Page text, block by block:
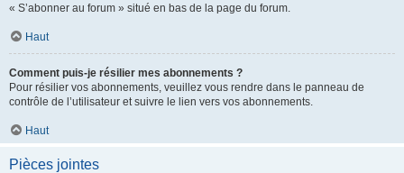
« S’abonner au forum » situé en bas de la page du forum.
Haut
Comment puis-je résilier mes abonnements ?
Pour résilier vos abonnements, veuillez vous rendre dans le panneau de
contrôle de l’utilisateur et suivre le lien vers vos abonnements.
Haut
Pièces jointes